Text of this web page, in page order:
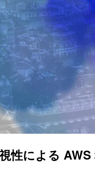
性による